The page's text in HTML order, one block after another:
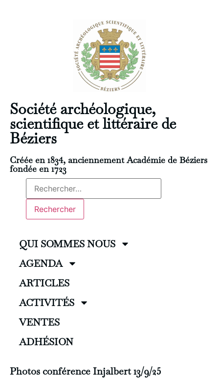
Société archéologique,
scientifique et littéraire de
Béziers
Créée en 1834, anciennement Académie de Béziers
fondée en 1723
QUI SOMMES NOUS
AGENDA
ARTICLES
ACTIVITÉS
VENTES
ADHÉSION
Photos conférence Injalbert 13/9/25